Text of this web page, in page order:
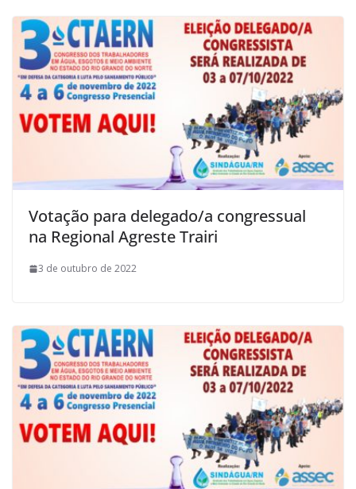
Votação para delegado/a congressual
na Regional Agreste Trairi
3 de outubro de 2022